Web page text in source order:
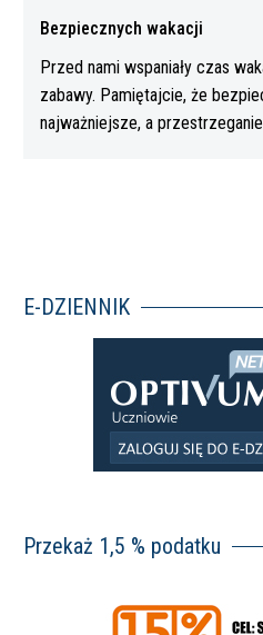
Bezpiecznych wakacji
Przed nami wspaniały czas
zabawy. Pamiętajcie, że
najważniejsze, a
E-DZIENNIK
Przekaż 1,5 % podatku